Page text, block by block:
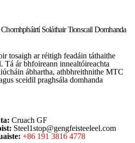
Soláthair Tionscail Domhanda
tosaigh ar réitigh feadáin táthaithe
Tá ár bhfoireann innealtóireachta
ábhartha, athbhreithnithe MTC
sceidil praghsála domhanda
Cruach GF
Steel1stop@gengfeisteeleel.com
+86 191 3816 4778